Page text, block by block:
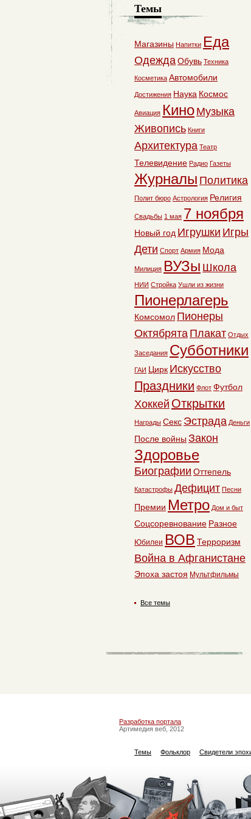
Темы
Магазины Напитки Еда
ОдеждаОбувь Техника
Косметика Автомобили
Достижения Наука Космос
Авиация Кино Музыка
Живопись Книги
Архитектура Театр
Телевидение Радио Газеты
Журналы Политика
Полит бюро Астрология Религия
Свадьбы 1 мая 7 ноября
Новый год Игрушки Игры
Дети Спорт Армия Мода
Милиция ВУЗы Школа
НИИ Стройка Ушли из жизни
Пионерлагерь
Комсомол Пионеры
Октябрята Плакат Отдых
Заседания Субботники
ГАИ Цирк Искусство
Праздники Флот Футбол
Хоккей Открытки
Награды Секс Эстрада Деньги
После войны Закон
Здоровье
Биографии Оттепель
Катастрофы Дефицит Песни
Премии Метро Дом и быт
Соцсоревнование Разное
Юбилеи ВОВ Терроризм
Война в Афганистане
Эпоха застоя Мультфильмы
Все темы
Разработка портала
Артимедия веб, 2012
Темы Фольклор Свидетели